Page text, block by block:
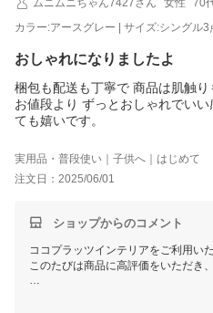
カラー:アースグレー | サイズ:シングル3
おしゃれになりましたよ
梱包も配送も丁寧で 商品は肌触り
お値段より ずっとおしゃれでい
ても嬉いです。
実用品・普段使い｜子供へ｜はじめて
注文日：2025/06/01
ショップからのコメント
ココプラッツインテリアをご利用い
このたびは商品に高評価をいただき
梱包や配送についてお褒めいただ